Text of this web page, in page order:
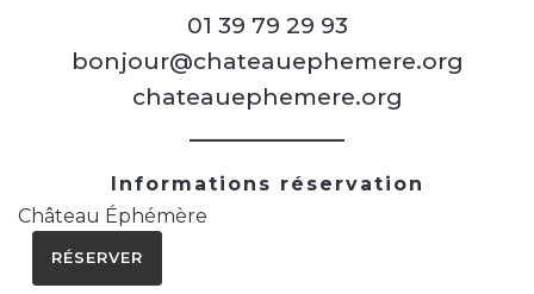
01 39 79 29 93
bonjour@chateauephemere.org
chateauephemere.org
Informations réservation
Château Éphémère
RÉSERVER